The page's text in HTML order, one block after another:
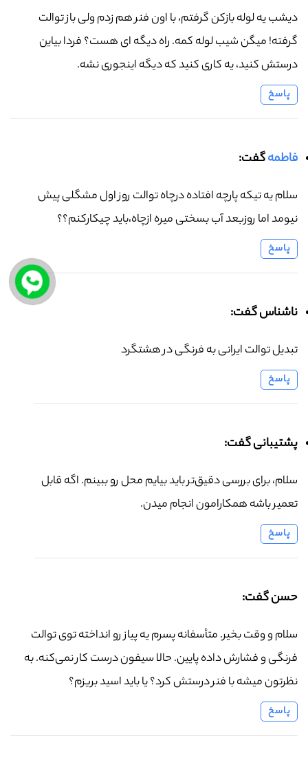
دیشب یه لوله بازکن گرفتم، با اون فنر هم زدم ولی باز توالت
گرفته! میگن شیب لوله کمه. راه دیگه ای هست؟ فردا بیاین
درستش کنید، یه کاری کنید که دیگه اینجوری نشه.
پاسخ
فاطمهگفت:
سلام یه تیکه پارچه افتاده درچاه توالت روز اول مشگلی پیش
نیومد اما روزبعد آب بسختی میره ازچاه،باید چیکارکنم؟؟
پاسخ
ناشناس گفت:
تبدیل توالت ایرانی به فرنگی در هشتگرد
پاسخ
پشتیبانی گفت:
سلام، برای بررسی دقیق‌تر باید بیایم محل رو ببینم. اگه قابل
تعمیر باشه همکارامون انجام میدن.
پاسخ
حسن گفت:
سلام و وقت بخیر. متأسفانه پسرم یه پیاز رو انداخته توی توالت
فرنگی و فشارش داده پایین. حالا سیفون درست کار نمی‌کنه. به
نظرتون میشه با فنر درستش کرد؟ یا باید اسید بریزم؟
پاسخ